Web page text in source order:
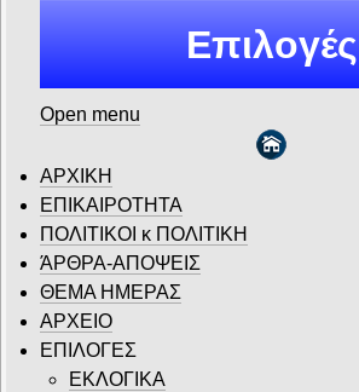
Επιλογές
Open menu
ΑΡΧΙΚΗ
ΕΠΙΚΑΙΡΟΤΗΤΑ
ΠΟΛΙΤΙΚΟΙ κ ΠΟΛΙΤΙΚΗ
ΆΡΘΡΑ-ΑΠΟΨΕΙΣ
ΘΕΜΑ ΗΜΕΡΑΣ
ΑΡΧΕΙΟ
ΕΠΙΛΟΓΕΣ
ΕΚΛΟΓΙΚΑ